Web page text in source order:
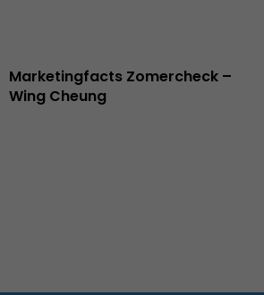
Marketingfacts Zomercheck –
Wing Cheung